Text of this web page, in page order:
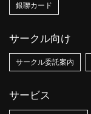
銀聯カード
サークル向け
サークル委託案内
サービス